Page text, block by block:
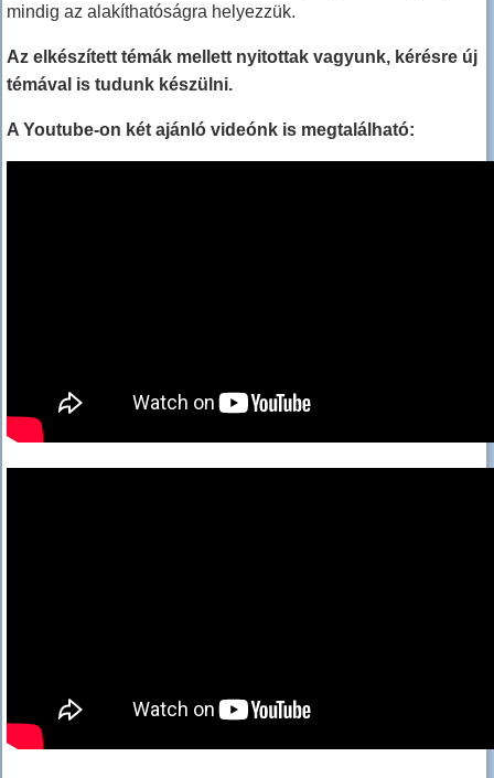
mindig az alakíthatóságra helyezzük.
Az elkészített témák mellett nyitottak vagyunk, kérésre új
témával is tudunk készülni.
A Youtube-on két ajánló videónk is megtalálható: